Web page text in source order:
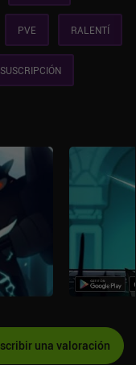
PVE RALENTÍ
SUSCRIPCIÓN
una valoración